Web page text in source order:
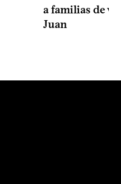
a familias de
Juan